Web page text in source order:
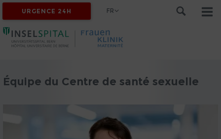
URGENCE 24H FR
Équipe du Centre de santé sexuelle